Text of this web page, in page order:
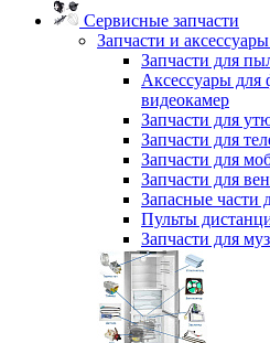
Сервисные запчасти
Запчасти и
Запчасти для
Аксессуары для
видеокамер
Запчасти для
Запчасти для
Запчасти для
Запчасти для
Запасные части
Пульты
Запчасти для